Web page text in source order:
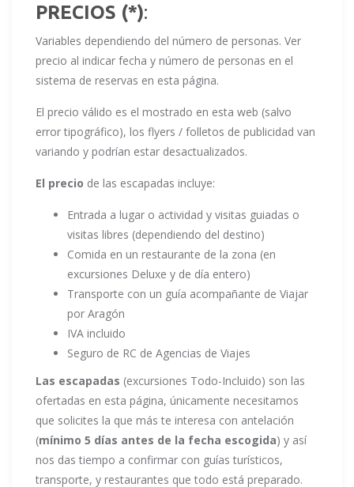
PRECIOS (*):
Variables dependiendo del número de personas. Ver
precio al indicar fecha y número de personas en el
sistema de reservas en esta página.
El precio válido es el mostrado en esta web (salvo
error tipográfico), los flyers / folletos de publicidad van
variando y podrían estar desactualizados.
El precio de las escapadas incluye:
Entrada a lugar o actividad y visitas guiadas o
visitas libres (dependiendo del destino)
Comida en un restaurante de la zona (en
excursiones Deluxe y de día entero)
Transporte con un guía acompañante de Viajar
por Aragón
IVA incluido
Seguro de RC de Agencias de Viajes
Las escapadas (excursiones Todo-Incluido) son las
ofertadas en esta página, únicamente necesitamos
que solicites la que más te interesa con antelación
(mínimo 5 días antes de la fecha escogida) y así
nos das tiempo a confirmar con guías turísticos,
transporte, y restaurantes que todo está preparado.